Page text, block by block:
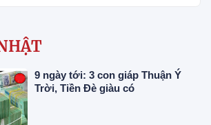
9 ngày tới: 3 con giáp Thuận Ý
Trời, Tiền Đè giàu có